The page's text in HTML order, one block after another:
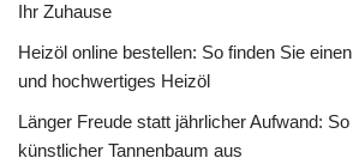
Ihr Zuhause
Heizöl online bestellen: So finden Sie
und hochwertiges Heizöl
Länger Freude statt jährlicher Aufwand:
künstlicher Tannenbaum aus